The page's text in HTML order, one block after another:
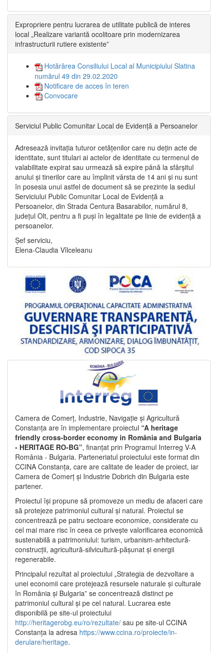
Expropriere pentru lucrarea de utilitate publică de interes
local „Realizare variantă ocolitoare prin modernizarea
infrastructurii rutiere existente”
Hotărârea Consiliului Local al Municipiului Slatina
numărul 49 din 29.02.2020
Notificare de acces în teren
Convocare
Serviciul Public Comunitar Local de Evidență a Persoanelor
Adresează invitația tuturor cetățenilor care nu dețin acte de
identitate, sunt titulari ai actelor de identitate cu termenul de
valabilitate expirat sau urmează să expire până la sfârșitul
anului și tinerilor care au împlinit vârsta de 14 ani și nu sunt
în posesia unui astfel de document să se prezinte la sediul
Serviciului Public Comunitar Local de Evidență a
Persoanelor, din Strada Centura Basarabilor, numărul 8,
județul Olt, pentru a fi puși în legalitate pe linie de evidență a
persoanelor.
Șef serviciu,
Elena-Claudia Vîlceleanu
Camera de Comerț, Industrie, Navigație și Agricultură
Constanța are în implementare proiectul “A heritage
friendly cross-border economy in România and Bulgaria
- HERITAGE RO-BG”, finanțat prin Programul Interreg V-A
România - Bulgaria. Parteneriatul proiectului este format din
CCINA Constanța, care are calitate de leader de proiect, iar
Camera de Comerț și Industrie Dobrich din Bulgaria este
partener.
Proiectul își propune să promoveze un mediu de afaceri care
să protejeze patrimoniul cultural și natural. Proiectul se
concentrează pe patru sectoare economice, considerate cu
cel mai mare risc în ceea ce privește valorificarea economică
sustenabilă a patrimoniului: turism, urbanism-arhitectură-
construcții, agricultură-silvicultură-pășunat și energii
regenerabile.
Principalul rezultat al proiectului „Strategia de dezvoltare a
unei economii care protejează resursele naturale și culturale
în România și Bulgaria” se concentrează distinct pe
patrimoniul cultural și pe cel natural. Lucrarea este
disponibilă pe site-ul proiectului
http://heritagerobg.eu/ro/rezultate/ sau pe site-ul CCINA
Constanța la adresa https://www.ccina.ro/proiecte/in-
derulare/heritage.